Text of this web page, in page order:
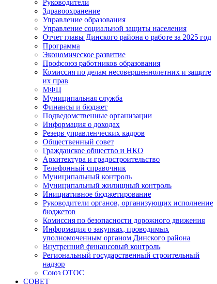
Руководители
Здравоохранение
Управление образования
Управление социальной защиты населения
Отчет главы Динского района о работе за 2025 год
Программа
Экономическое развитие
Профсоюз работников образования
Комиссия по делам несовершеннолетних и защите
их прав
МФЦ
Муниципальная служба
Финансы и бюджет
Подведомственные организации
Информация о доходах
Резерв управленческих кадров
Общественный совет
Гражданское общество и НКО
Архитектура и градостроительство
Телефонный справочник
Муниципальный контроль
Муниципальный жилищный контроль
Инициативное бюджетирование
Руководители органов, организующих исполнение
бюджетов
Комиссия по безопасности дорожного движения
Информация о закупках, проводимых
уполномоченным органом Динского района
Внутренний финансовый контроль
Региональный государственный строительный
надзор
Союз ОТОС
СОВЕТ